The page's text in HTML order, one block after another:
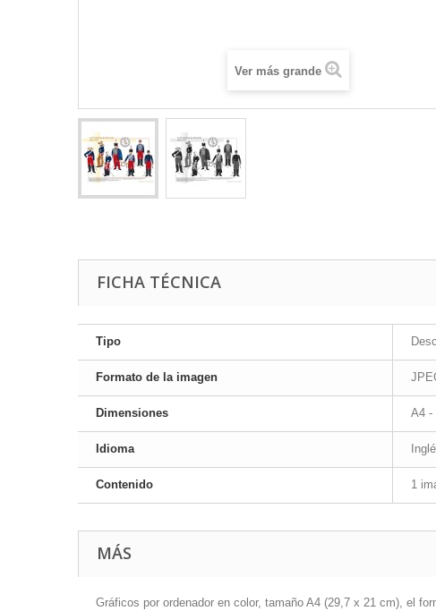
Ver más grande
FICHA TÉCNICA
Tipo
Formato de la imagen
Dimensiones A4 -
Idioma
Contenido 1
MÁS
Gráficos por ordenador en color, tamaño A4 (29,7 x 21 cm), el